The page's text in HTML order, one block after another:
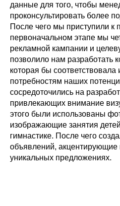
данные для того, чтобы
проконсультировать более
После чего мы приступили к
первоначальном этапе мы
рекламной кампании и
позволило нам разработать
которая бы соответствовала
потребностям наших
сосредоточились на
привлекающих внимание
этого были использованы
изображающие занятия
гимнастике. После чего
объявлений,
уникальных предложениях.